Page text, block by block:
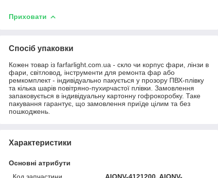
Приховати
Спосіб упаковки
Кожен товар із farfarlight.com.ua - скло чи корпус фари, лінзи в
фари, світловод, інструменти для ремонта фар або
ремкомплект - індивідуально пакується у прозору ПВХ-плівку
та кілька шарів повітряно-пухирчастої плівки. Замовлення
запаковується в індивідуальну картонну гофрокоробку. Таке
пакування гарантує, що замовлення приїде цілим та без
пошкоджень.
Характеристики
Основні атрибути
Код запчастини
AIONV-4121200, AIONV-